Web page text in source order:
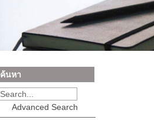
ค้นหา
Advanced Search